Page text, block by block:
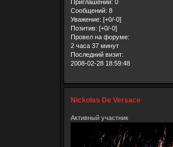
Приглашений: 0
Сообщений: 8
Уважение: [+0/-0]
Позитив: [+0/-0]
Провел на форуме:
2 часа 37 минут
Последний визит:
2008-02-28 18:59:48
Nickolas De Versace
Активный участник